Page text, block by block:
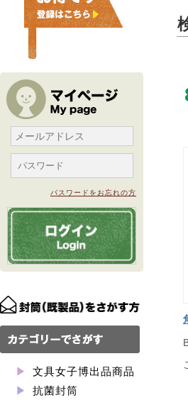
パスワードをお忘れの方
文具女子博出品商品
抗菌封筒